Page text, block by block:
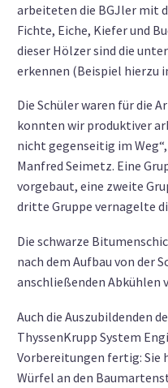
arbeiteten die BGJler mit
Fichte, Eiche, Kiefer und
dieser Hölzer sind die
erkennen (Beispiel hierzu
Die Schüler waren für die
konnten wir produktiver
nicht gegenseitig im
Manfred Seimetz. Eine
vorgebaut, eine zweite
dritte Gruppe vernagelte
Die schwarze
nach dem Aufbau von der
anschließenden Abkühlen
Auch die Auszubildenden
ThyssenKrupp System
Vorbereitungen fertig: Sie
Würfel an den